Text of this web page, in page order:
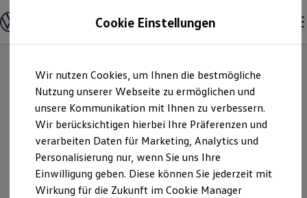
Hauptinhalt
springen
Footer
springen
Modelle und Konfigurator
Konfigurator
Modelle vergleichen
Elektroautos
ENERGY Sondermodelle
Nutzfahrzeuge
SUV und CUV
Familienautos
Kombis
Kompaktwagen
Sportwagen
Schnell verfügbare Fahrzeuge
Angebote und Produkte
Auto-Denk GmbH |
Impressum &
Rechtliches
Cookie Einstellungen
Wir nutzen Cookies, um Ihnen die bestmögliche
Nutzung unserer Webseite zu ermöglichen und
unsere Kommunikation mit Ihnen zu verbessern.
Wir berücksichtigen hierbei Ihre Präferenzen und
verarbeiten Daten für Marketing, Analytics und
Personalisierung nur, wenn Sie uns Ihre
Einwilligung geben. Diese können Sie jederzeit mit
Wirkung für die Zukunft im Cookie Manager